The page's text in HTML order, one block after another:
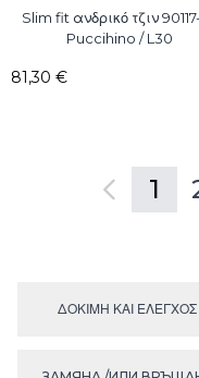
ΔΟΚΙΜΉ ΚΑΙ ΕΛΕΓΧΟΣ
Slim fit ανδρικό τζιν
Puccihino / L30
81,30 €
1